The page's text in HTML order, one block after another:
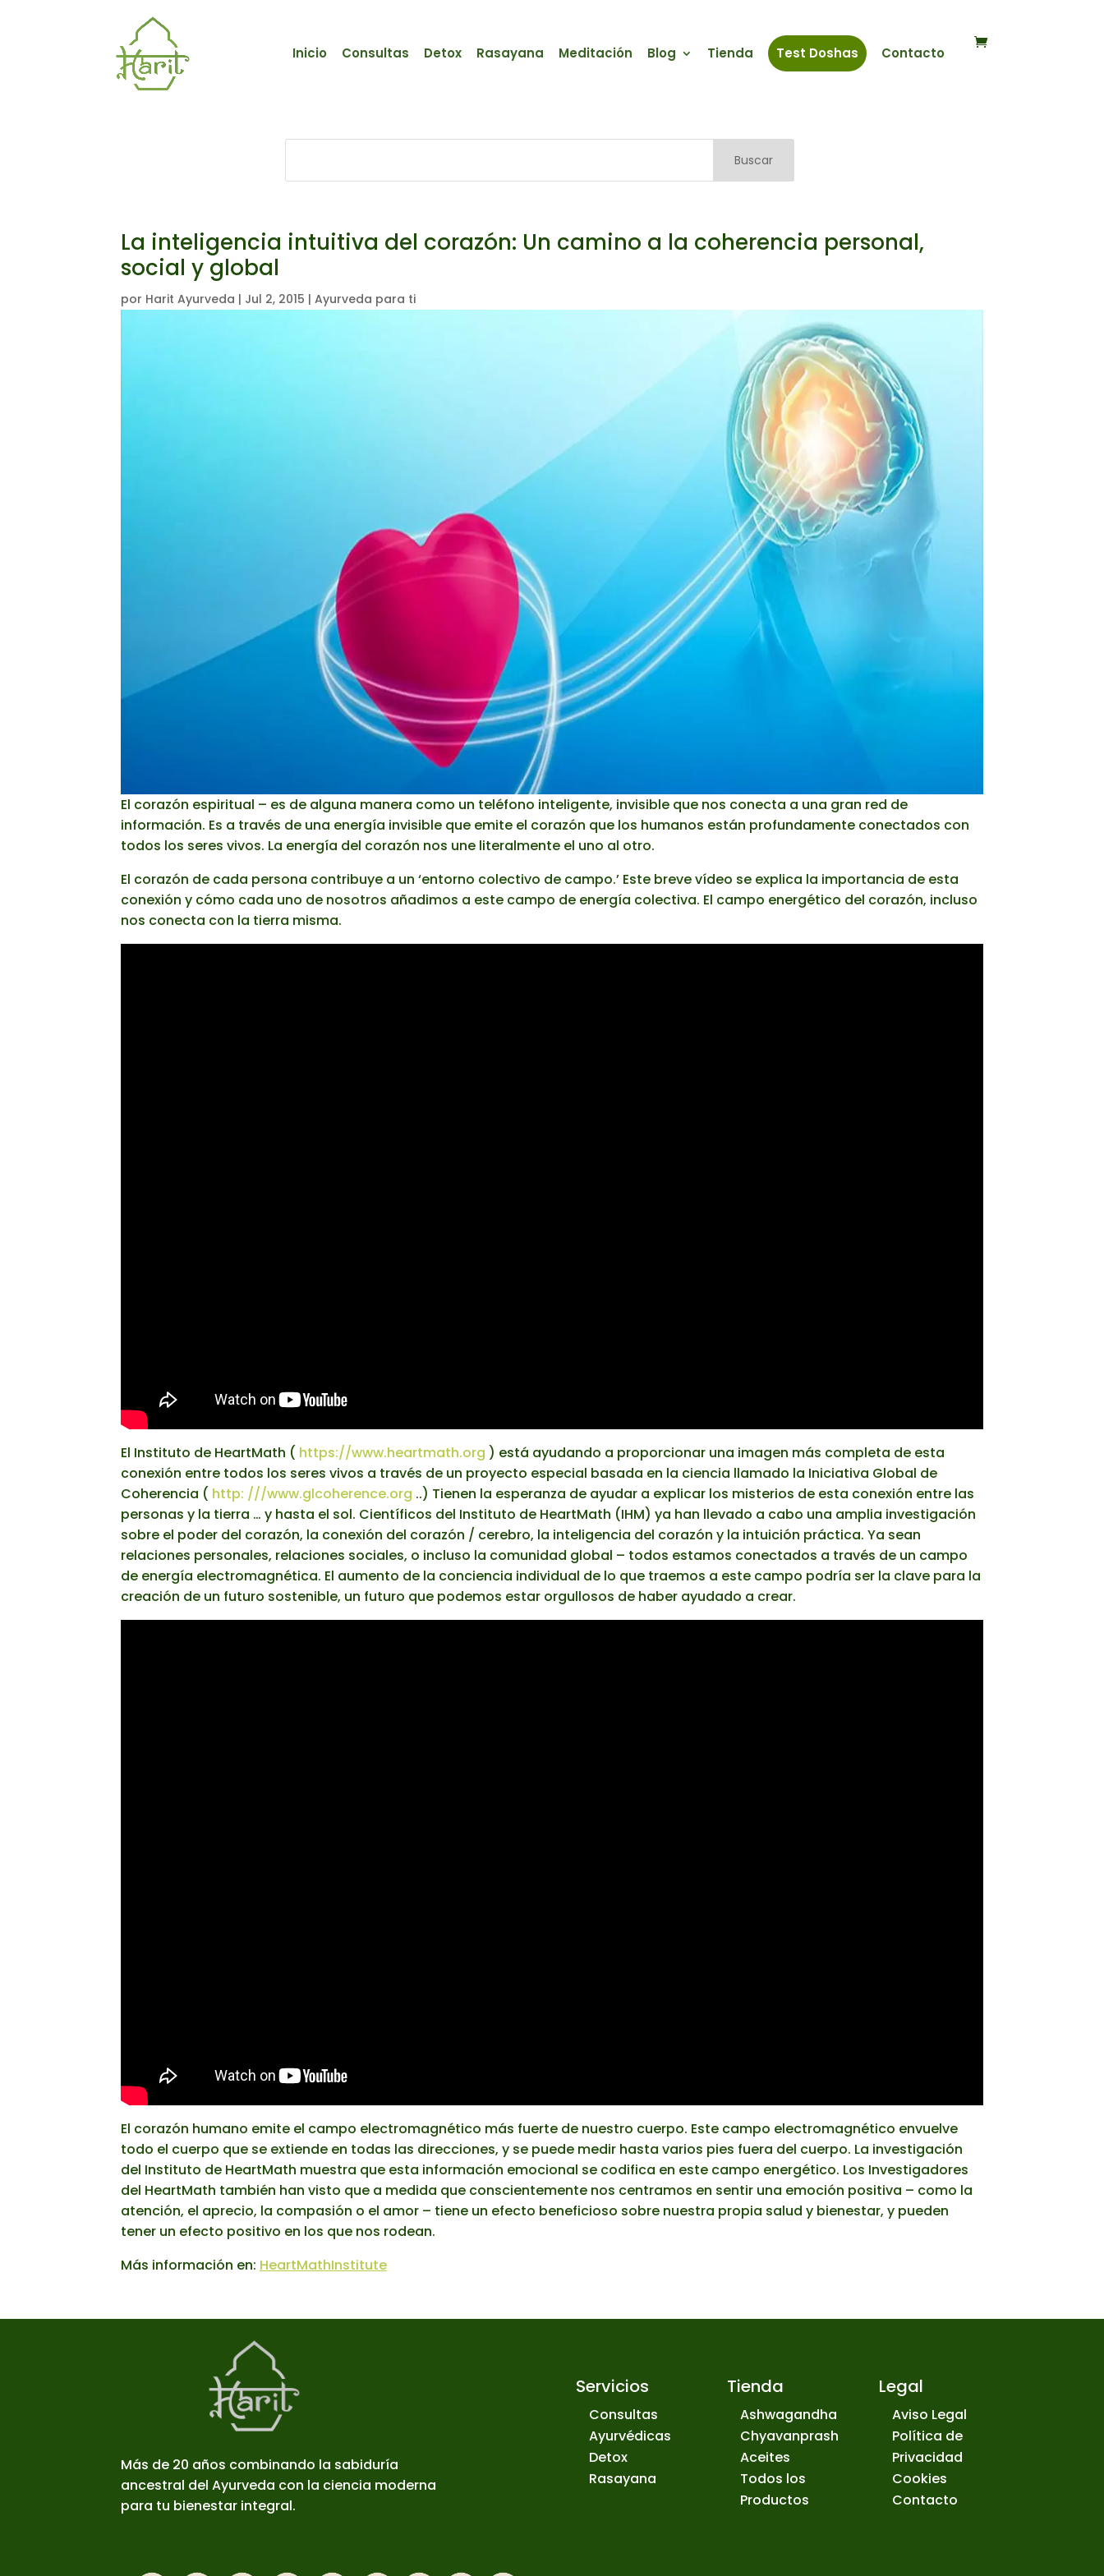
Inicio Consultas Detox Rasayana Meditación Blog Tienda Test Doshas Contacto
Buscar
La inteligencia intuitiva del corazón: Un camino a la coherencia personal,
social y global
por Harit Ayurveda | Jul 2, 2015 | Ayurveda para ti
El corazón espiritual – es de alguna manera como un teléfono inteligente, invisible que nos conecta a una gran red de
información. Es a través de una energía invisible que emite el corazón que los humanos están profundamente conectados con
todos los seres vivos. La energía del corazón nos une literalmente el uno al otro.
El corazón de cada persona contribuye a un ‘entorno colectivo de campo.’ Este breve vídeo se explica la importancia de esta
conexión y cómo cada uno de nosotros añadimos a este campo de energía colectiva. El campo energético del corazón, incluso
nos conecta con la tierra misma.
El Instituto de HeartMath ( https://www.heartmath.org ) está ayudando a proporcionar una imagen más completa de esta
conexión entre todos los seres vivos a través de un proyecto especial basada en la ciencia llamado la Iniciativa Global de
Coherencia ( http: ///www.glcoherence.org ..) Tienen la esperanza de ayudar a explicar los misterios de esta conexión entre las
personas y la tierra … y hasta el sol. Científicos del Instituto de HeartMath (IHM) ya han llevado a cabo una amplia investigación
sobre el poder del corazón, la conexión del corazón / cerebro, la inteligencia del corazón y la intuición práctica. Ya sean
relaciones personales, relaciones sociales, o incluso la comunidad global – todos estamos conectados a través de un campo
de energía electromagnética. El aumento de la conciencia individual de lo que traemos a este campo podría ser la clave para la
creación de un futuro sostenible, un futuro que podemos estar orgullosos de haber ayudado a crear.
El corazón humano emite el campo electromagnético más fuerte de nuestro cuerpo. Este campo electromagnético envuelve
todo el cuerpo que se extiende en todas las direcciones, y se puede medir hasta varios pies fuera del cuerpo. La investigación
del Instituto de HeartMath muestra que esta información emocional se codifica en este campo energético. Los Investigadores
del HeartMath también han visto que a medida que conscientemente nos centramos en sentir una emoción positiva – como la
atención, el aprecio, la compasión o el amor – tiene un efecto beneficioso sobre nuestra propia salud y bienestar, y pueden
tener un efecto positivo en los que nos rodean.
Más información en: HeartMathInstitute
Más de 20 años combinando la sabiduría
ancestral del Ayurveda con la ciencia moderna
para tu bienestar integral.
Servicios
Consultas
Ayurvédicas
Detox
Rasayana
Tienda
Ashwagandha
Chyavanprash
Aceites
Todos los
Productos
Legal
Aviso Legal
Política de
Privacidad
Cookies
Contacto